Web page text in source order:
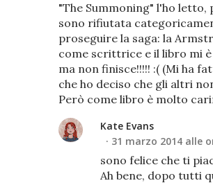
"The Summoning" l'ho letto,
sono rifiutata
proseguire la saga: la
come scrittrice e il libro mi
ma non finisce!!!!! :( (Mi ha
che ho deciso che gli altri
Però come libro è molto
Kate Evans
31 marzo 2014 alle
sono felice che ti
Ah bene, dopo tutti